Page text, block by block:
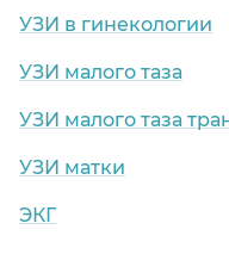
УЗИ в гинекологии
УЗИ малого таза
УЗИ малого таза
УЗИ матки
ЭКГ